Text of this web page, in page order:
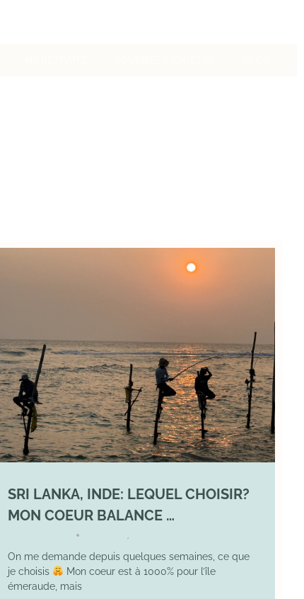
SRI LANKA, INDE: LEQUEL CHOISIR?
MON COEUR BALANCE …
•
On me demande depuis quelques semaines, ce que
je choisis
Mon coeur est à 1000% pour l’île
émeraude, mais